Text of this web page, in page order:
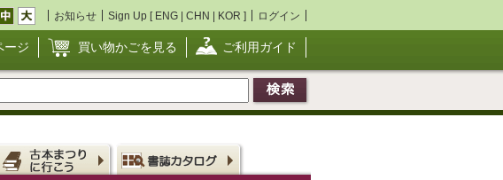
お知らせ Sign Up [ ENG | CHN | KOR ] ログイン
ージ 買い物かごを見る ご利用ガイド